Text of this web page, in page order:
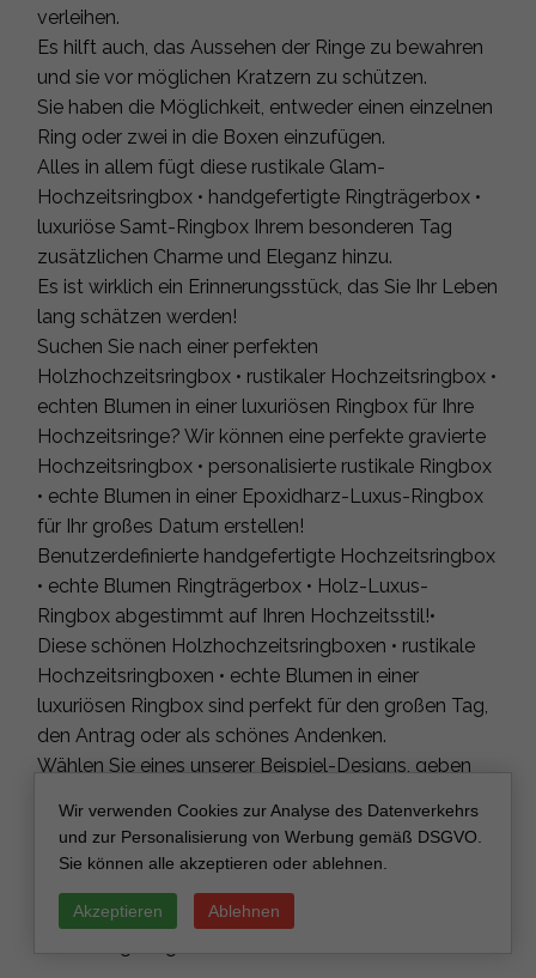
verleihen.
Es hilft auch, das Aussehen der Ringe zu bewahren
und sie vor möglichen Kratzern zu schützen.
Sie haben die Möglichkeit, entweder einen einzelnen
Ring oder zwei in die Boxen einzufügen.
Alles in allem fügt diese rustikale Glam-
Hochzeitsringbox • handgefertigte Ringträgerbox •
luxuriöse Samt-Ringbox Ihrem besonderen Tag
zusätzlichen Charme und Eleganz hinzu.
Es ist wirklich ein Erinnerungsstück, das Sie Ihr Leben
lang schätzen werden!
Suchen Sie nach einer perfekten
Holzhochzeitsringbox • rustikaler Hochzeitsringbox •
echten Blumen in einer luxuriösen Ringbox für Ihre
Hochzeitsringe? Wir können eine perfekte gravierte
Hochzeitsringbox • personalisierte rustikale Ringbox
• echte Blumen in einer Epoxidharz-Luxus-Ringbox
für Ihr großes Datum erstellen!
Benutzerdefinierte handgefertigte Hochzeitsringbox
• echte Blumen Ringträgerbox • Holz-Luxus-
Ringbox abgestimmt auf Ihren Hochzeitsstil!•
Diese schönen Holzhochzeitsringboxen • rustikale
Hochzeitsringboxen • echte Blumen in einer
luxuriösen Ringbox sind perfekt für den großen Tag,
den Antrag oder als schönes Andenken.
Wählen Sie eines unserer Beispiel-Designs, geben
an oder lassen Sie uns einfach wissen, was Sie
graviert haben möchten. Entwurfsproben sind vor
Nachricht und bitten Sie darum, wenn Sie Ihre
Wir verwenden Cookies zur Analyse des Datenverkehrs
und zur Personalisierung von Werbung gemäß DSGVO.
Sie können alle akzeptieren oder ablehnen.
Akzeptieren Ablehnen